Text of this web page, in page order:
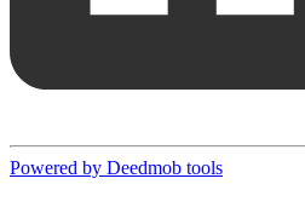
Powered by Deedmob tools